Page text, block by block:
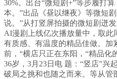
30%。出台“微短剧+”等步履打
本。”出品《昼以继夜》等微短
说。”从打竖屏拍摄的微短剧迸
AI漫剧上线亿次播放量中，取此
有质感、有温度的精品佳做。加
前，“横店只正在东阳，“精品化
36岁，3月23日电 题：“竖店”兴
破局之挑和也随之而来。等从管